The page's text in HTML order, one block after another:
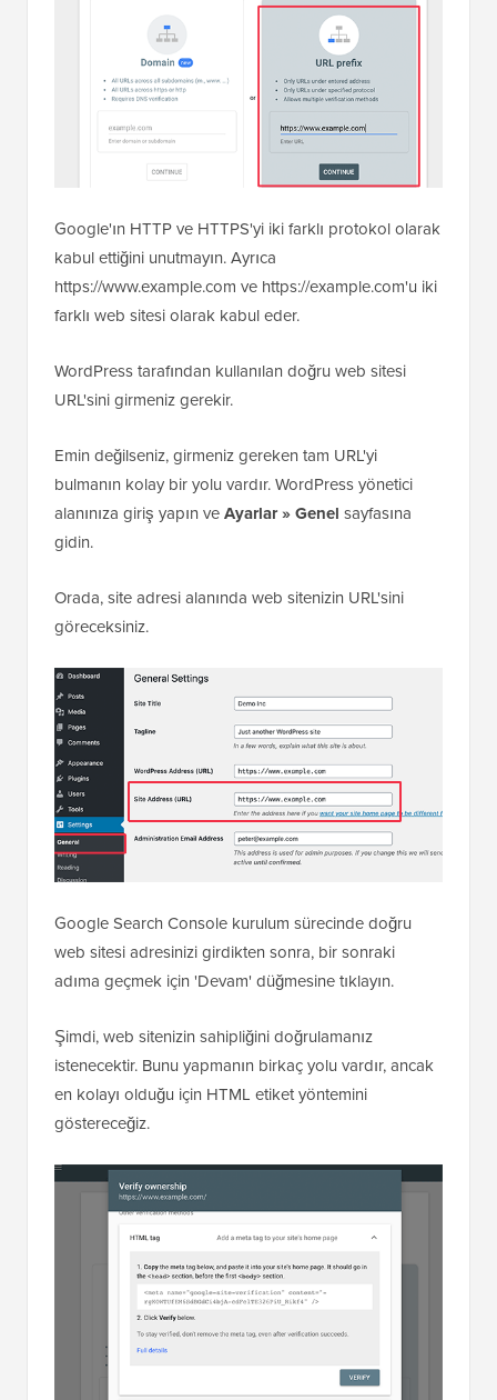
Google'ın HTTP ve HTTPS'yi iki farklı protokol olarak
kabul ettiğini unutmayın. Ayrıca
https://www.example.com ve https://example.com'u iki
farklı web sitesi olarak kabul eder.
WordPress tarafından kullanılan doğru web sitesi
URL'sini girmeniz gerekir.
Emin değilseniz, girmeniz gereken tam URL'yi
bulmanın kolay bir yolu vardır. WordPress yönetici
alanınıza giriş yapın veAyarlar » Genel sayfasına
gidin.
Orada, site adresi alanında web sitenizin URL'sini
göreceksiniz.
Google Search Console kurulum sürecinde doğru
web sitesi adresinizi girdikten sonra, bir sonraki
adıma geçmek için 'Devam' düğmesine tıklayın.
Şimdi, web sitenizin sahipliğini doğrulamanız
istenecektir. Bunu yapmanın birkaç yolu vardır, ancak
en kolayı olduğu için HTML etiket yöntemini
göstereceğiz.